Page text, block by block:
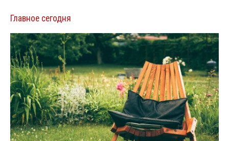
Главное сегодня